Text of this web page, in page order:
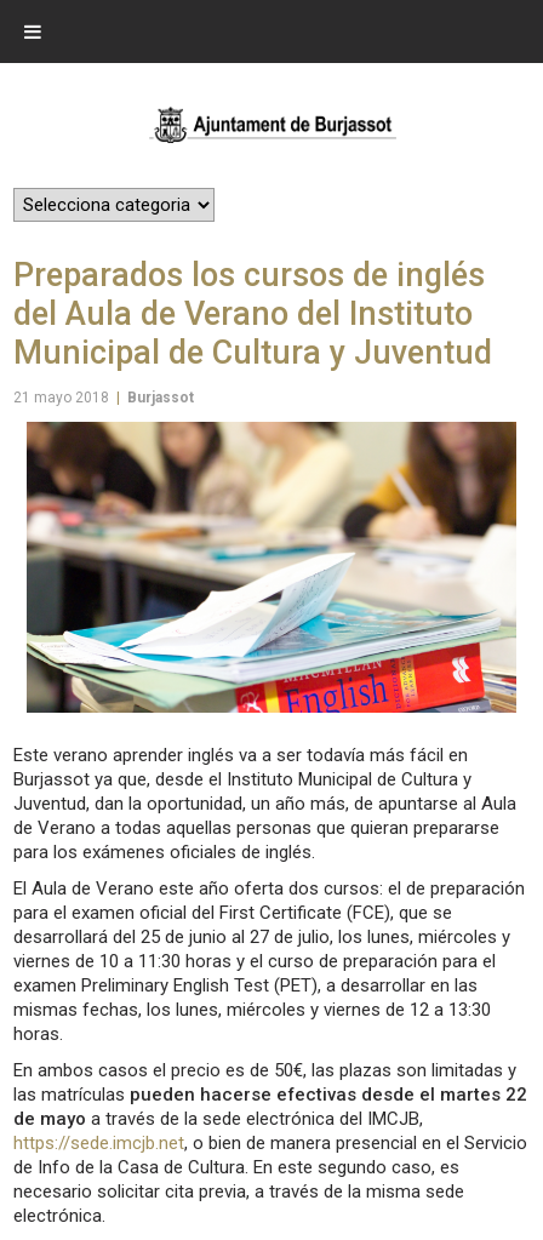
Preparados los cursos de inglés
del Aula de Verano del Instituto
Municipal de Cultura y Juventud
21 mayo 2018 Burjassot
Este verano aprender inglés va a ser todavía más fácil en
Burjassot ya que, desde el Instituto Municipal de Cultura y
Juventud, dan la oportunidad, un año más, de apuntarse al Aula
de Verano a todas aquellas personas que quieran prepararse
para los exámenes oficiales de inglés.
El Aula de Verano este año oferta dos cursos: el de preparación
para el examen oficial del First Certificate (FCE), que se
desarrollará del 25 de junio al 27 de julio, los lunes, miércoles y
viernes de 10 a 11:30 horas y el curso de preparación para el
examen Preliminary English Test (PET), a desarrollar en las
mismas fechas, los lunes, miércoles y viernes de 12 a 13:30
horas.
En ambos casos el precio es de 50€, las plazas son limitadas y
las matrículas pueden hacerse efectivas desde el martes 22
de mayo a través de la sede electrónica del IMCJB,
https://sede.imcjb.net, o bien de manera presencial en el Servicio
de Info de la Casa de Cultura. En este segundo caso, es
necesario solicitar cita previa, a través de la misma sede
electrónica.